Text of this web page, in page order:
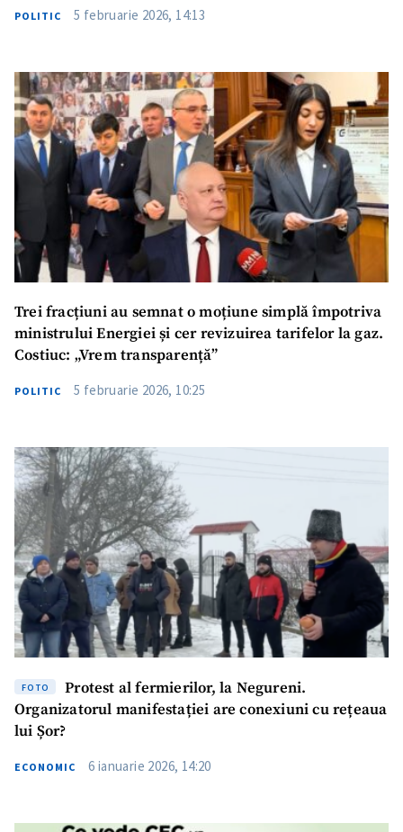
POLITIC 5 februarie 2026, 14:13
Trei fracțiuni au semnat o moțiune simplă împotriva
ministrului Energiei și cer revizuirea tarifelor la gaz.
Costiuc: „Vrem transparență”
POLITIC 5 februarie 2026, 10:25
FOTO
Protest al fermierilor, la Negureni.
Organizatorul manifestației are conexiuni cu rețeaua
lui Șor?
ECONOMIC 6 ianuarie 2026, 14:20